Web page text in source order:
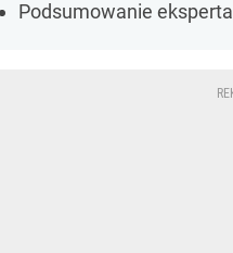
Podsumowanie eksperta